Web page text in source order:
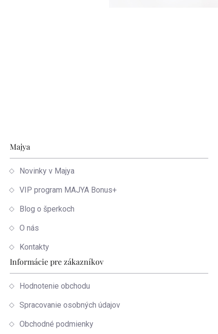
Zápätie
Majya
Novinky v Majya
VIP program MAJYA Bonus+
Blog o šperkoch
O nás
Kontakty
Informácie pre zákazníkov
Hodnotenie obchodu
Spracovanie osobných údajov
Obchodné podmienky